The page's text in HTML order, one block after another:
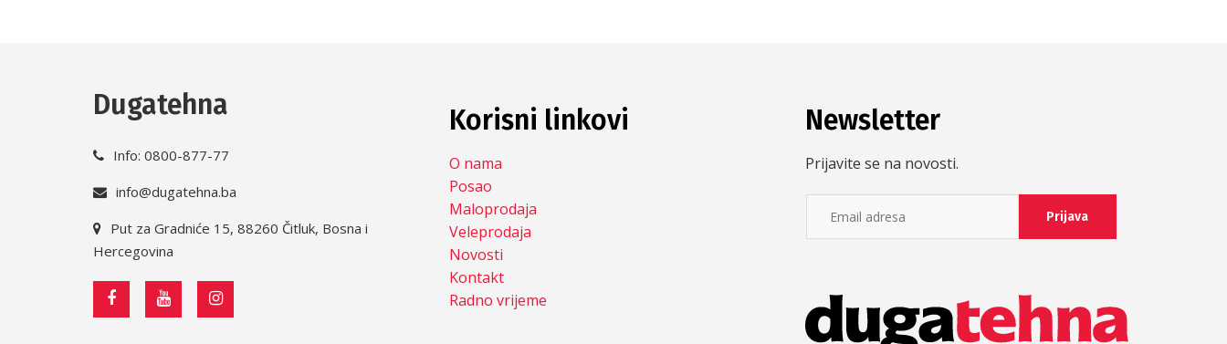
Dugatehna
Info: 0800-877-77
info@dugatehna.ba
Put za Gradniće 15, 88260 Čitluk, Bosna i
Hercegovina
Korisni linkovi
O nama
Posao
Maloprodaja
Veleprodaja
Novosti
Kontakt
Radno vrijeme
Newsletter
Prijavite se na novosti.